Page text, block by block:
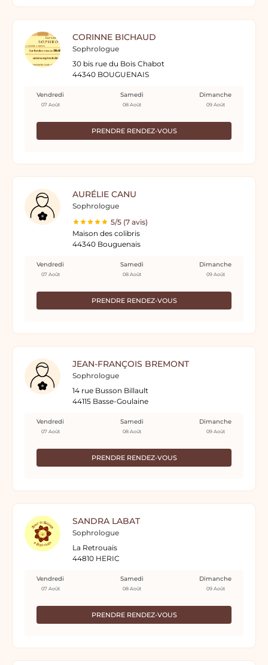
CORINNE BICHAUD
Sophrologue
30 bis rue du Bois Chabot
44340 BOUGUENAIS
PRENDRE RENDEZ-VOUS
Vendredi
07 Août
Samedi
08 Août
Dimanche
09 Août
AURÉLIE CANU
Sophrologue
5/5 (7 avis)
Maison des colibris
44340 Bouguenais
PRENDRE RENDEZ-VOUS
Vendredi
07 Août
Samedi
08 Août
Dimanche
09 Août
JEAN-FRANÇOIS BREMONT
Sophrologue
14 rue Busson Billault
44115 Basse-Goulaine
PRENDRE RENDEZ-VOUS
Vendredi
07 Août
Samedi
08 Août
Dimanche
09 Août
SANDRA LABAT
Sophrologue
La Retrouais
44810 HERIC
PRENDRE RENDEZ-VOUS
Vendredi
07 Août
Samedi
08 Août
Dimanche
09 Août